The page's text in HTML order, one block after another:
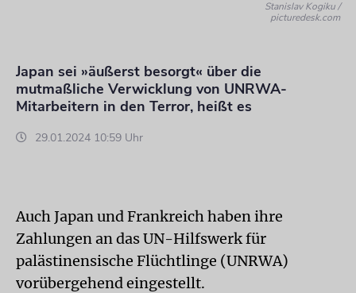
Stanislav Kogiku /
picturedesk.com
Japan sei »äußerst besorgt« über die
mutmaßliche Verwicklung von UNRWA-
Mitarbeitern in den Terror, heißt es
29.01.2024 10:59 Uhr
Auch Japan und Frankreich haben ihre
Zahlungen an das UN-Hilfswerk für
palästinensische Flüchtlinge (UNRWA)
vorübergehend eingestellt.